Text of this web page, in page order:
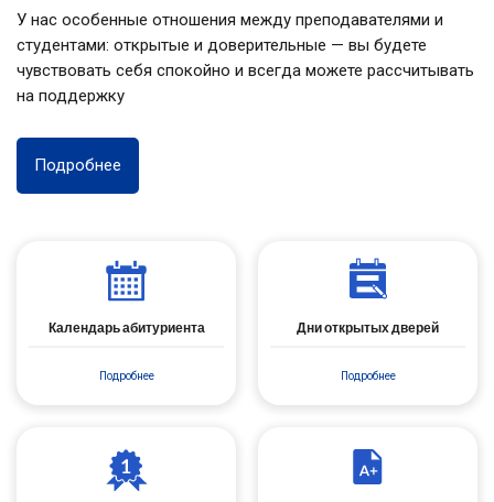
У нас особенные отношения между преподавателями и
студентами: открытые и доверительные — вы будете
чувствовать себя спокойно и всегда можете рассчитывать
на поддержку
Подробнее
Календарь абитуриента
Подробнее
Дни открытых дверей
Подробнее